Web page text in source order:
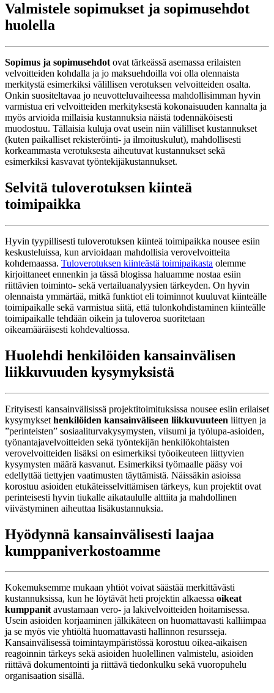
Valmistele sopimukset ja sopimusehdot
huolella
Sopimus ja sopimusehdot ovat tärkeässä asemassa erilaisten
velvoitteiden kohdalla ja jo maksuehdoilla voi olla olennaista
merkitystä esimerkiksi välillisen verotuksen velvoitteiden osalta.
Onkin suositeltavaa jo neuvotteluvaiheessa mahdollisimman hyvin
varmistua eri velvoitteiden merkityksestä kokonaisuuden kannalta ja
myös arvioida millaisia kustannuksia näistä todennäköisesti
muodostuu. Tällaisia kuluja ovat usein niin välilliset kustannukset
(kuten paikalliset rekisteröinti- ja ilmoituskulut), mahdollisesti
korkeammasta verotuksesta aiheutuvat kustannukset sekä
esimerkiksi kasvavat työntekijäkustannukset.
Selvitä tuloverotuksen kiinteä
toimipaikka
Hyvin tyypillisesti tuloverotuksen kiinteä toimipaikka nousee esiin
keskusteluissa, kun arvioidaan mahdollisia verovelvoitteita
kohdemaassa. Tuloverotuksen kiinteästä toimipaikasta olemme
kirjoittaneet ennenkin ja tässä blogissa haluamme nostaa esiin
riittävien toiminto- sekä vertailuanalyysien tärkeyden. On hyvin
olennaista ymmärtää, mitkä funktiot eli toiminnot kuuluvat kiinteälle
toimipaikalle sekä varmistua siitä, että tulonkohdistaminen kiinteälle
toimipaikalle tehdään oikein ja tuloveroa suoritetaan
oikeamääräisesti kohdevaltiossa.
Huolehdi henkilöiden kansainvälisen
liikkuvuuden kysymyksistä
Erityisesti kansainvälisissä projektitoimituksissa nousee esiin erilaiset
kysymykset henkilöiden kansainväliseen liikkuvuuteen liittyen ja
”perinteisten” sosiaaliturvakysymysten, viisumi ja työlupa-asioiden,
työnantajavelvoitteiden sekä työntekijän henkilökohtaisten
verovelvoitteiden lisäksi on esimerkiksi työoikeuteen liittyvien
kysymysten määrä kasvanut. Esimerkiksi työmaalle pääsy voi
edellyttää tiettyjen vaatimusten täyttämistä. Näissäkin asioissa
korostuu asioiden etukäteisselvittämisen tärkeys, kun projektit ovat
perinteisesti hyvin tiukalle aikataululle alttiita ja mahdollinen
viivästyminen aiheuttaa lisäkustannuksia.
Hyödynnä kansainvälisesti laajaa
kumppaniverkostoamme
Kokemuksemme mukaan yhtiöt voivat säästää merkittävästi
kustannuksissa, kun he löytävät heti projektin alkaessa oikeat
kumppanitavustamaan vero- ja lakivelvoitteiden hoitamisessa.
Usein asioiden korjaaminen jälkikäteen on huomattavasti kalliimpaa
ja se myös vie yhtiöltä huomattavasti hallinnon resursseja.
Kansainvälisessä toimintaympäristössä korostuu oikea-aikaisen
reagoinnin tärkeys sekä asioiden huolellinen valmistelu, asioiden
riittävä dokumentointi ja riittävä tiedonkulku sekä vuoropuhelu
organisaation sisällä.